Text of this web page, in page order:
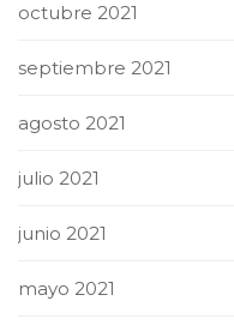
octubre 2021
septiembre 2021
agosto 2021
julio 2021
junio 2021
mayo 2021